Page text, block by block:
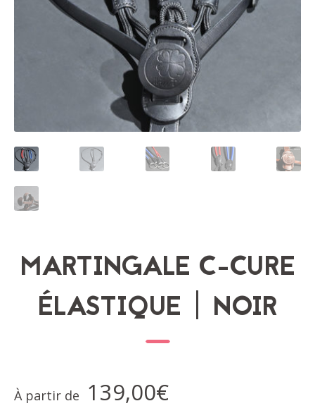
MARTINGALE C-CURE
ÉLASTIQUE | NOIR
À partir de 139,00€